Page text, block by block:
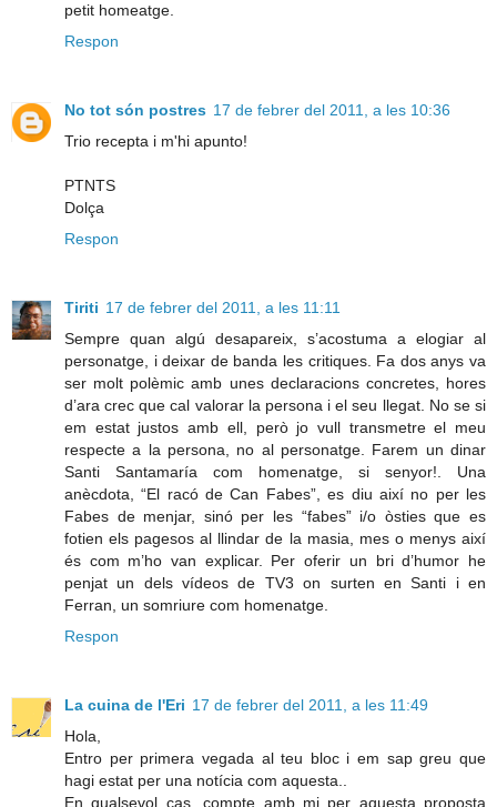
petit homeatge.
Respon
No tot són postres 17 de febrer del 2011, a les 10:36
Trio recepta i m'hi apunto!
PTNTS
Dolça
Respon
Tiriti 17 de febrer del 2011, a les 11:11
Sempre quan algú desapareix, s’acostuma a elogiar al
personatge, i deixar de banda les critiques. Fa dos anys va
ser molt polèmic amb unes declaracions concretes, hores
d’ara crec que cal valorar la persona i el seu llegat. No se si
em estat justos amb ell, però jo vull transmetre el meu
respecte a la persona, no al personatge. Farem un dinar
Santi Santamaría com homenatge, si senyor!. Una
anècdota, “El racó de Can Fabes”, es diu així no per les
Fabes de menjar, sinó per les “fabes” i/o òsties que es
fotien els pagesos al llindar de la masia, mes o menys així
és com m’ho van explicar. Per oferir un bri d’humor he
penjat un dels vídeos de TV3 on surten en Santi i en
Ferran, un somriure com homenatge.
Respon
La cuina de l'Eri 17 de febrer del 2011, a les 11:49
Hola,
Entro per primera vegada al teu bloc i em sap greu que
hagi estat per una notícia com aquesta..
En qualsevol cas, compte amb mi per aquesta proposta